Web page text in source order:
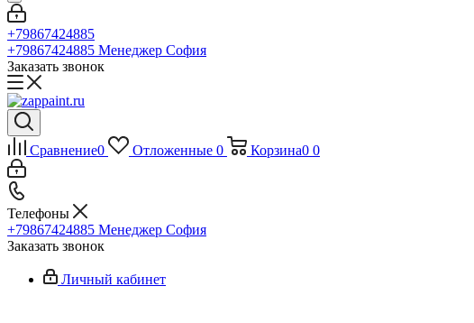
+79867424885
+79867424885 Менеджер София
Заказать звонок
Сравнение0 Отложенные 0 Корзина0 0
Телефоны
+79867424885 Менеджер София
Заказать звонок
Личный кабинет